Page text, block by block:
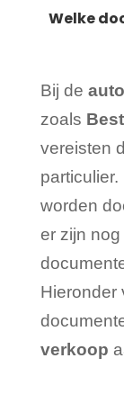
Welke
Bij de
zoals
vereisten
worden
er zijn
Hieronder
verkoop